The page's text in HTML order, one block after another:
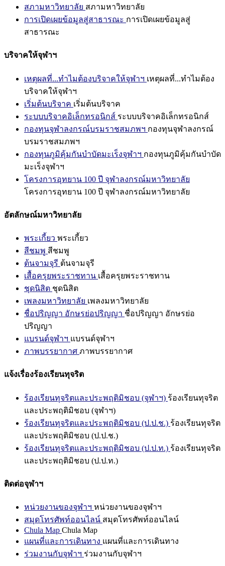
สภามหาวิทยาลัย สภามหาวิทยาลัย
การเปิดเผยข้อมูลสู่สาธารณะ การเปิดเผยข้อมูลสู่
สาธารณะ
บริจาคให้จุฬาฯ
เหตุผลที่...ทำไมต้องบริจาคให้จุฬาฯ เหตุผลที่...ทำไมต้อง
บริจาคให้จุฬาฯ
เริ่มต้นบริจาค เริ่มต้นบริจาค
ระบบบริจาคอิเล็กทรอนิกส์ ระบบบริจาคอิเล็กทรอนิกส์
กองทุนจุฬาลงกรณ์บรมราชสมภพฯ กองทุนจุฬาลงกรณ์
บรมราชสมภพฯ
กองทุนภูมิคุ้มกันบำบัดมะเร็งจุฬาฯ กองทุนภูมิคุ้มกันบำบัด
มะเร็งจุฬาฯ
โครงการอุทยาน 100 ปี จุฬาลงกรณ์มหาวิทยาลัย
โครงการอุทยาน 100 ปี จุฬาลงกรณ์มหาวิทยาลัย
อัตลักษณ์มหาวิทยาลัย
พระเกี้ยว พระเกี้ยว
สีชมพู สีชมพู
ต้นจามจุรี ต้นจามจุรี
เสื้อครุยพระราชทาน เสื้อครุยพระราชทาน
ชุดนิสิต ชุดนิสิต
เพลงมหาวิทยาลัย เพลงมหาวิทยาลัย
ชื่อปริญญา อักษรย่อปริญญา ชื่อปริญญา อักษรย่อ
ปริญญา
แบรนด์จุฬาฯ แบรนด์จุฬาฯ
ภาพบรรยากาศ ภาพบรรยากาศ
แจ้งเรื่องร้องเรียนทุจริต
ร้องเรียนทุจริตและประพฤติมิชอบ (จุฬาฯ) ร้องเรียนทุจริต
และประพฤติมิชอบ (จุฬาฯ)
ร้องเรียนทุจริตและประพฤติมิชอบ (ป.ป.ช.) ร้องเรียนทุจริต
และประพฤติมิชอบ (ป.ป.ช.)
ร้องเรียนทุจริตและประพฤติมิชอบ (ป.ป.ท.) ร้องเรียนทุจริต
และประพฤติมิชอบ (ป.ป.ท.)
ติดต่อจุฬาฯ
หน่วยงานของจุฬาฯ หน่วยงานของจุฬาฯ
สมุดโทรศัพท์ออนไลน์ สมุดโทรศัพท์ออนไลน์
Chula Map Chula Map
แผนที่และการเดินทาง แผนที่และการเดินทาง
ร่วมงานกับจุฬาฯ ร่วมงานกับจุฬาฯ